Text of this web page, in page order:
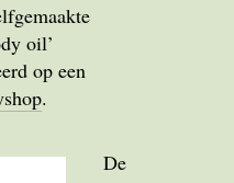
oil’
op een
.
De